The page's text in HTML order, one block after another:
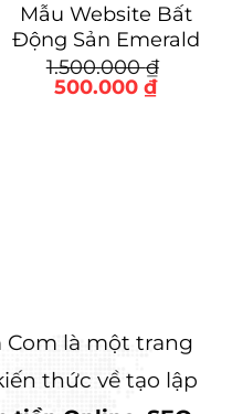
Mẫu Website Bất
Động Sản Emerald
1.500.000₫
Giá
500.000 ₫Giá
Com là một trang
thức về tạo lập